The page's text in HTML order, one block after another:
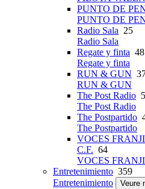
PUNTO DE
PUNTO DE
Radio Sala 25
Radio Sala
Regate y finta 48
Regate y finta
RUN & GUN
RUN & GUN
The Post Radio
The Post Radio
The Postpartido
The Postpartido
VOCES
C.F. 64
VOCES
Entretenimiento 359
Entretenimiento
Veure